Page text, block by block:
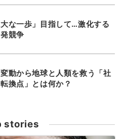
大な一歩」目指して…激化する
競争
動から地球と人類を救う「社
換点」とは何か？
stories